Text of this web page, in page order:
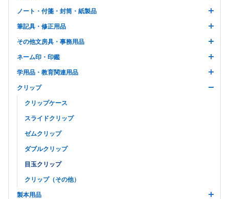
ノート・付箋・封筒・紙製品
筆記具・修正用品
その他文房具・事務用品
ネーム印・印鑑
学用品・教育関連用品
クリップ
クリップケース
スライドクリップ
ゼムクリップ
ダブルクリップ
目玉クリップ
クリップ（その他）
製本用品